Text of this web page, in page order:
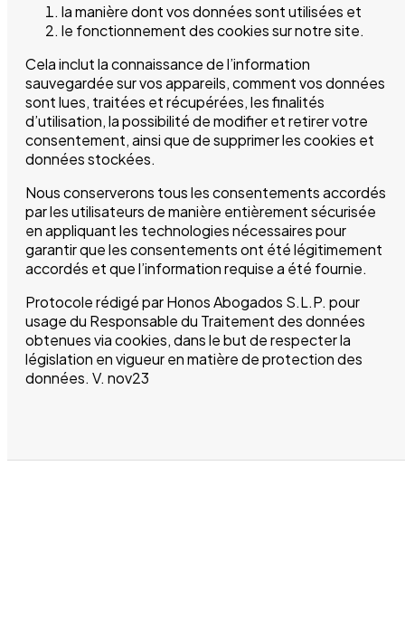
la manière dont vos données sont utilisées et
le fonctionnement des cookies sur notre site.
Cela inclut la connaissance de l’information
sauvegardée sur vos appareils, comment vos données
sont lues, traitées et récupérées, les finalités
d’utilisation, la possibilité de modifier et retirer votre
consentement, ainsi que de supprimer les cookies et
données stockées.
Nous conserverons tous les consentements accordés
par les utilisateurs de manière entièrement sécurisée
en appliquant les technologies nécessaires pour
garantir que les consentements ont été légitimement
accordés et que l’information requise a été fournie.
Protocole rédigé par Honos Abogados S.L.P. pour
usage du Responsable du Traitement des données
obtenues via cookies, dans le but de respecter la
législation en vigueur en matière de protection des
données. V. nov23